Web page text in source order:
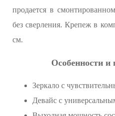
продается в
без сверления. Крепеж в
см.
Особенности и
Зеркало с
Девайс с